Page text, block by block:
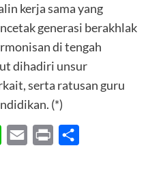
kerja sama yang
generasi berakhlak
di tengah
dihadiri unsur
serta ratusan guru
(*)
Line Email Print